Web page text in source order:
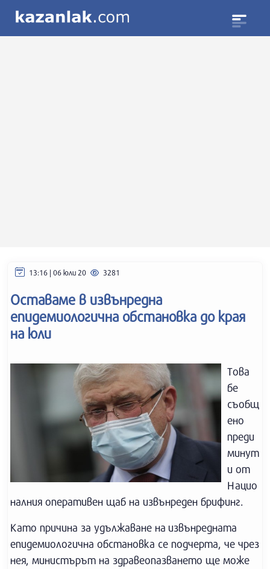
13:16 | 06 юли 20 3281
Оставаме в извънредна
епидемиологична обстановка до края
на юли
Това
бе
съобщ
ено
преди
минут
и от
Нацио
налния оперативен щаб на извънреден брифинг.
Като причина за удължаване на извънредната
епидемиологична обстановка се подчерта, че чрез
нея, министърът на здравеопазването ще може